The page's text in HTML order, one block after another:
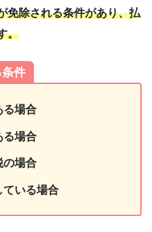
免除される条件があり、払
。
件
る場合
る場合
の場合
ている場合